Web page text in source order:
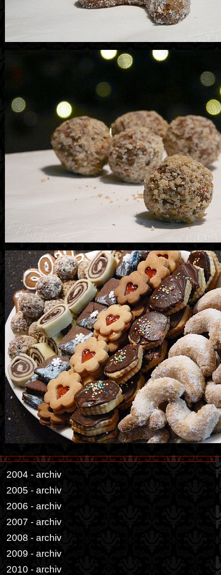
2004 - archiv
2005 - archiv
2006 - archiv
2007 - archiv
2008 - archiv
2009 - archiv
2010 - archiv